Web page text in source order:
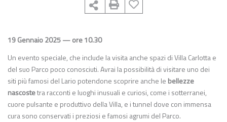
19 Gennaio 2025 — ore 10.30
Un evento speciale, che include la visita anche spazi di Villa Carlotta e
del suo Parco poco conosciuti. Avrai la possibilità di visitare uno dei
siti più famosi del Lario potendone scoprire anche le bellezze
nascostetra racconti e luoghi inusuali e curiosi, come i sotterranei,
cuore pulsante e produttivo della Villa, e i tunnel dove con immensa
cura sono conservati i preziosi e famosi agrumi del Parco.